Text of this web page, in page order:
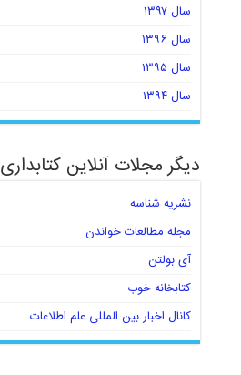
سال ۱۳۹۷
سال ۱۳۹۶
سال ۱۳۹۵
سال ۱۳۹۴
دیگر مجلات آنلاین کتابداری
نشریه شناسه
مجله مطالعات خواندن
آی بولتن
کتابخانه خوب
کانال اخبار بین المللی علم اطلاعات